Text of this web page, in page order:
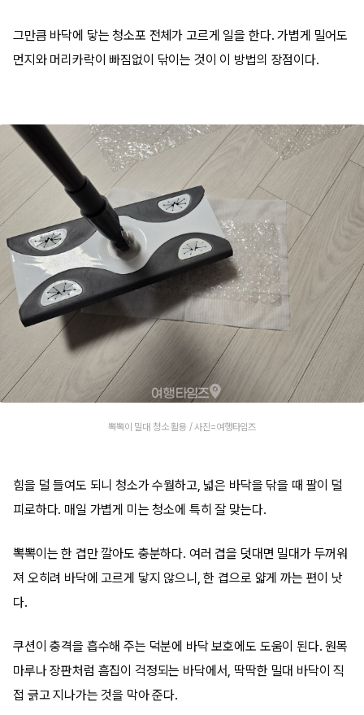
그만큼 바닥에 닿는 청소포 전체가 고르게 일을 한다. 가볍게 밀어도
먼지와 머리카락이 빠짐없이 닦이는 것이 이 방법의 장점이다.
뽁뽁이 밀대 청소 활용 / 사진=여행타임즈
힘을 덜 들여도 되니 청소가 수월하고, 넓은 바닥을 닦을 때 팔이 덜
피로하다. 매일 가볍게 미는 청소에 특히 잘 맞는다.
뽁뽁이는 한 겹만 깔아도 충분하다. 여러 겹을 덧대면 밀대가 두꺼워
져 오히려 바닥에 고르게 닿지 않으니, 한 겹으로 얇게 까는 편이 낫
다.
쿠션이 충격을 흡수해 주는 덕분에 바닥 보호에도 도움이 된다. 원목
마루나 장판처럼 흠집이 걱정되는 바닥에서, 딱딱한 밀대 바닥이 직
접 긁고 지나가는 것을 막아 준다.